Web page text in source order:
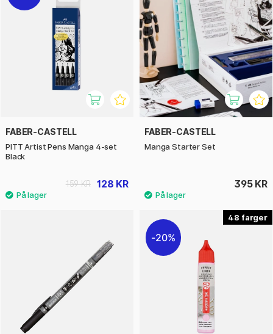
FABER-CASTELL
PITT Artist Pens Manga 4-set
Black
128 KR
159 KR
FABER-CASTELL
Manga Starter Set
395 KR
48
20%